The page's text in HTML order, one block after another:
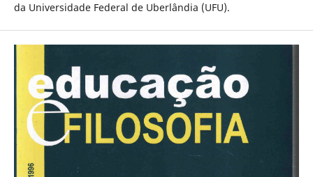
da Universidade Federal de Uberlândia (UFU).